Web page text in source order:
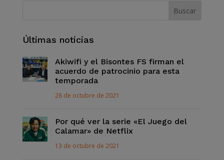
Últimas noticias
Akiwifi y el Bisontes FS firman el
acuerdo de patrocinio para esta
temporada
28 de octubre de 2021
Por qué ver la serie «El Juego del
Calamar» de Netflix
13 de octubre de 2021